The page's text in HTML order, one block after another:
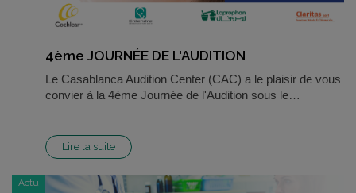
4ème JOURNÉE DE L'AUDITION
Le Casablanca Audition Center (CAC) a le plaisir de vous
convier à la 4ème Journée de l'Audition sous le…
Lire la suite
Actu